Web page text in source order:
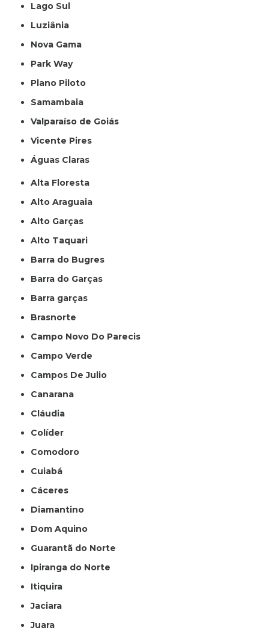
Lago Sul
Luziânia
Nova Gama
Park Way
Plano Piloto
Samambaia
Valparaíso de Goiás
Vicente Pires
Águas Claras
Alta Floresta
Alto Araguaia
Alto Garças
Alto Taquari
Barra do Bugres
Barra do Garças
Barra garças
Brasnorte
Campo Novo Do Parecis
Campo Verde
Campos De Julio
Canarana
Cláudia
Colíder
Comodoro
Cuiabá
Cáceres
Diamantino
Dom Aquino
Guarantã do Norte
Ipiranga do Norte
Itiquira
Jaciara
Juara